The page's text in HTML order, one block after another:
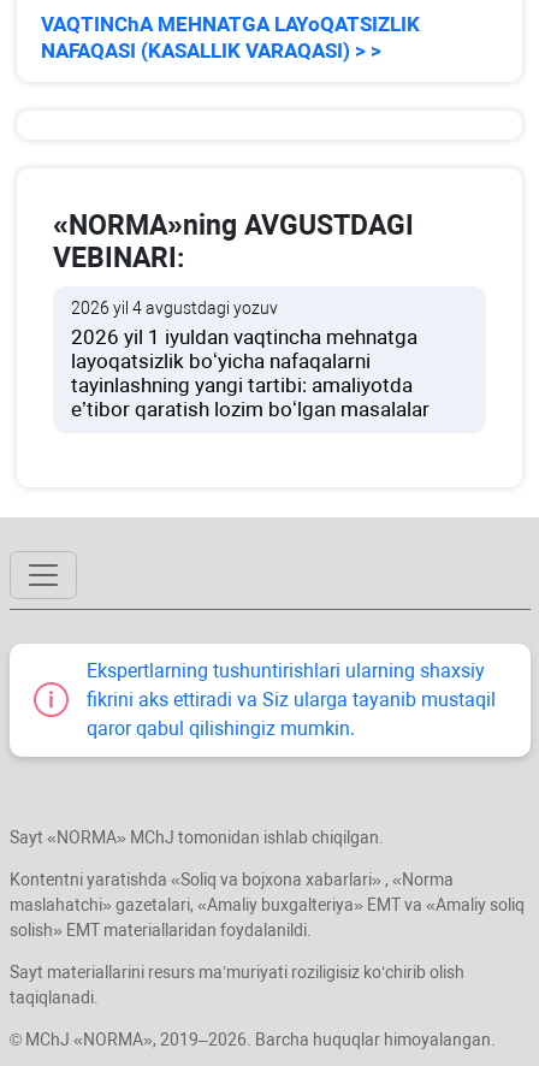
VAQTINChA MEHNATGA LAYoQATSIZLIK
NAFAQASI (KASALLIK VARAQASI) > >
«NORMA»ning AVGUSTDAGI
VEBINARI:
2026 yil 4 avgustdagi yozuv
2026 yil 1 iyuldan vaqtincha mehnatga
layoqatsizlik boʻyicha nafaqalarni
tayinlashning yangi tartibi: amaliyotda
e’tibor qaratish lozim boʻlgan masalalar
Ekspertlarning tushuntirishlari ularning shaхsiy
fikrini aks ettiradi va Siz ularga tayanib mustaqil
qaror qabul qilishingiz mumkin.
Sayt «NORMA» MChJ tomonidan ishlab chiqilgan.
Kontentni yaratishda «Soliq va bojхona хabarlari» , «Norma
maslahatchi» gazetalari, «Amaliy buхgalteriya» EMT va «Amaliy soliq
solish» EMT materiallaridan foydalanildi.
Sayt materiallarini resurs ma’muriyati roziligisiz koʻchirib olish
taqiqlanadi.
© MChJ «NORMA», 2019–2026. Barcha huquqlar himoyalangan.